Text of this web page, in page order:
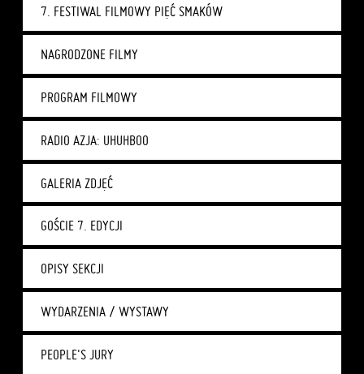
7. FESTIWAL FILMOWY PIĘĆ SMAKÓW
NAGRODZONE FILMY
PROGRAM FILMOWY
RADIO AZJA: UHUHBOO
GALERIA ZDJĘĆ
GOŚCIE 7. EDYCJI
OPISY SEKCJI
WYDARZENIA / WYSTAWY
PEOPLE'S JURY